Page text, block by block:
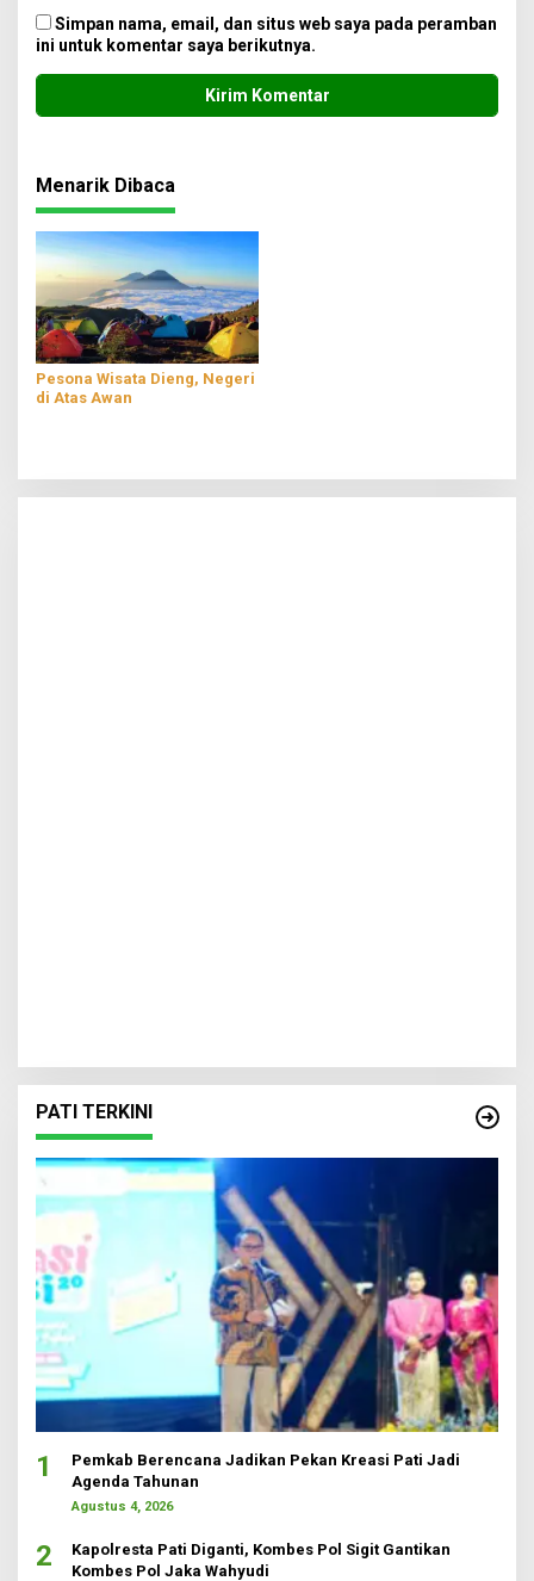
Simpan nama, email, dan situs web saya pada peramban
ini untuk komentar saya berikutnya.
Menarik Dibaca
Pesona Wisata Dieng, Negeri
di Atas Awan
PATI TERKINI
1
Pemkab Berencana Jadikan Pekan Kreasi Pati Jadi
Agenda Tahunan
Agustus 4, 2026
2
Kapolresta Pati Diganti, Kombes Pol Sigit Gantikan
Kombes Pol Jaka Wahyudi